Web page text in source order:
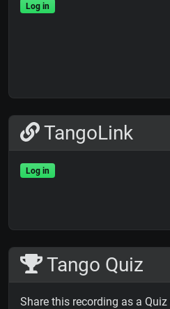
Log in
TangoLink
Log in
Tango Quiz
Share this recording as a